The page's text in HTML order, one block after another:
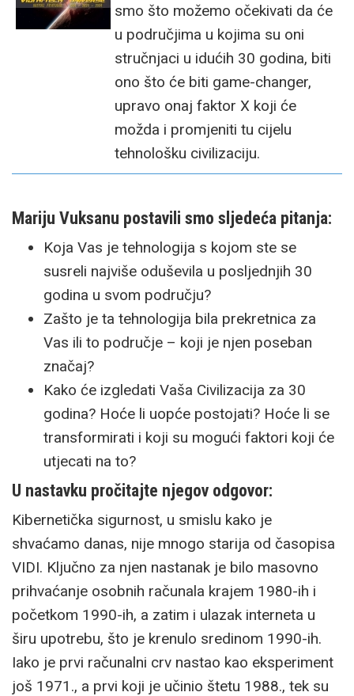
smo što možemo očekivati da će
u područjima u kojima su oni
stručnjaci u idućih 30 godina, biti
ono što će biti game-changer,
upravo onaj faktor X koji će
možda i promjeniti tu cijelu
tehnološku civilizaciju.
Mariju Vuksanu postavili smo sljedeća pitanja:
Koja Vas je tehnologija s kojom ste se
susreli najviše oduševila u posljednjih 30
godina u svom području?
Zašto je ta tehnologija bila prekretnica za
Vas ili to područje – koji je njen poseban
značaj?
Kako će izgledati Vaša Civilizacija za 30
godina? Hoće li uopće postojati? Hoće li se
transformirati i koji su mogući faktori koji će
utjecati na to?
U nastavku pročitajte njegov odgovor:
Kibernetička sigurnost, u smislu kako je
shvaćamo danas, nije mnogo starija od časopisa
VIDI. Ključno za njen nastanak je bilo masovno
prihvaćanje osobnih računala krajem 1980-ih i
početkom 1990-ih, a zatim i ulazak interneta u
širu upotrebu, što je krenulo sredinom 1990-ih.
Iako je prvi računalni crv nastao kao eksperiment
još 1971., a prvi koji je učinio štetu 1988., tek su